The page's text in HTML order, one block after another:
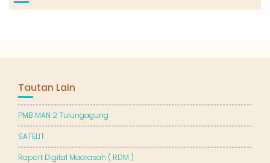
Tautan Lain
PMB MAN 2 Tulungagung
SATELIT
Raport Digital Madrasah ( RDM )